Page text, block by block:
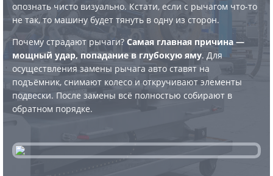
опознать чисто визуально. Кстати, если с рычагом что-то
не так, то машину будет тянуть в одну из сторон.
Почему страдают рычаги? Самая главная причина —
мощный удар, попадание в глубокую яму. Для
осуществления замены рычага авто ставят на
подъёмник, снимают колесо и откручивают элементы
подвески. После замены всё полностью собирают в
обратном порядке.